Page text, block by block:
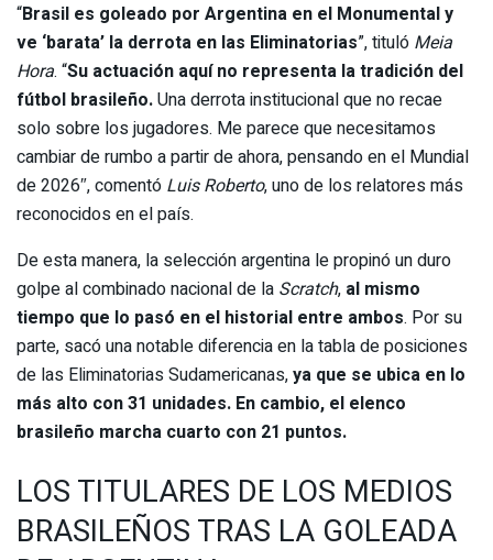
“Brasil es goleado por Argentina en el Monumental y
ve ‘barata’ la derrota en las Eliminatorias”, tituló Meia
Hora. “Su actuación aquí no representa la tradición del
fútbol brasileño.Una derrota institucional que no recae
solo sobre los jugadores. Me parece que necesitamos
cambiar de rumbo a partir de ahora, pensando en el Mundial
de 2026″, comentó Luis Roberto, uno de los relatores más
reconocidos en el país.
De esta manera, la selección argentina le propinó un duro
golpe al combinado nacional de la Scratch, al mismo
tiempo que lo pasó en el historial entre ambos. Por su
parte, sacó una notable diferencia en la tabla de posiciones
de las Eliminatorias Sudamericanas,ya que se ubica en lo
más alto con 31 unidades. En cambio, el elenco
brasileño marcha cuarto con 21 puntos.
LOS TITULARES DE LOS MEDIOS
BRASILEÑOS TRAS LA GOLEADA